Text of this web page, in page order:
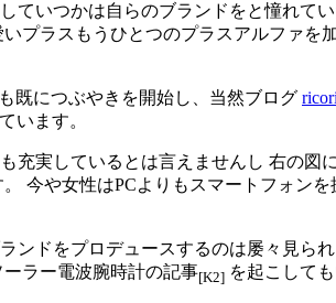
いつかは自らのブランドをと憧れて
プラスもうひとつのプラスアルファを
も既につぶやきを開始し、当然ブログ
います。
実しているとは言えませんし 右の図
今や女性はPCよりもスマートフォン
ンドをプロデュースするのは屡々見ら
ラー電波腕時計の記事[K2] を起こしても